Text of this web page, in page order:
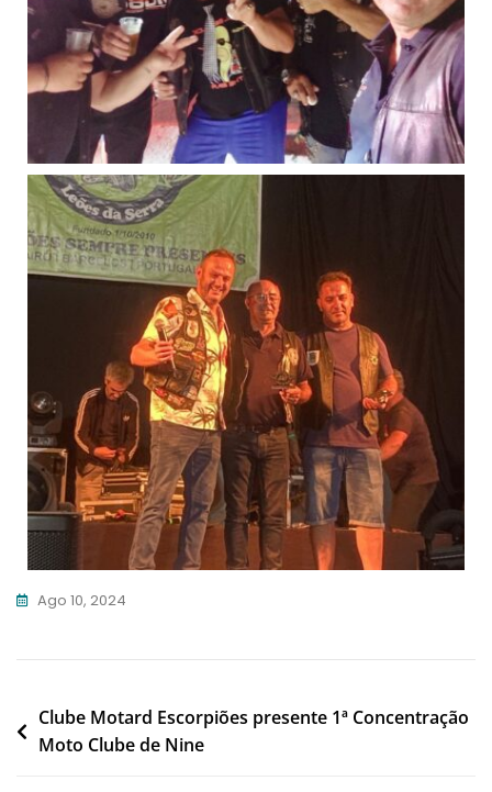
Ago 10, 2024
Clube Motard Escorpiões presente 1ª Concentração
Moto Clube de Nine